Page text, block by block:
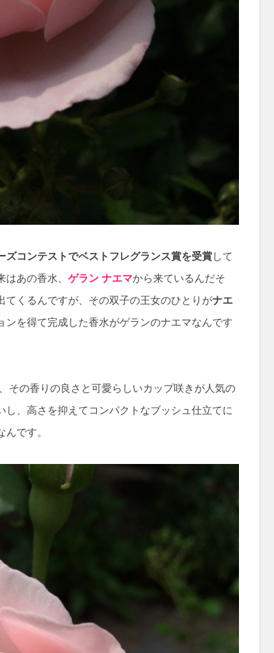
ズコンテストでベストフレグランス賞を受賞して
あの香水、 ゲラン ナエマから来ているんだそ
てくるんですが、その双子の王女のひとりがナエ
を得て完成した香水がゲランのナエマなんです
その香りの良さと可愛らしいカップ咲きが人気の
、高さを抑えてコンパクトなブッシュ仕立てに
です。